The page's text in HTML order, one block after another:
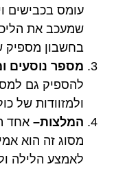
עומס בכבישים
שמעכב את
בחשבון מספיק
מספר נוסעים
להספיק גם
ולמזוודות של
המלצות– אחד
מסוג זה הוא
לאמצע הלילה